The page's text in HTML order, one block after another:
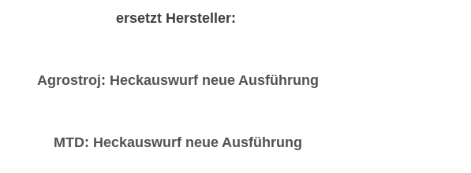
ersetzt Hersteller:
Agrostroj: Heckauswurf neue Ausführung
MTD: Heckauswurf neue Ausführung